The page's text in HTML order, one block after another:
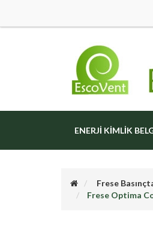
ENERJI KIMLIK
Frese
Frese Optima